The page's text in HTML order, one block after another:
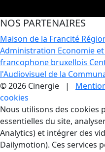
NOS PARTENAIRES
Maison de la Francité
Administration Economie
francophone bruxellois
l'Audiovisuel de la
© 2026 Cinergie |
cookies
Gestion des
Nous utilisons des cookies
essentielles du site,
Analytics) et intégrer des
Dailymotion). Ces services